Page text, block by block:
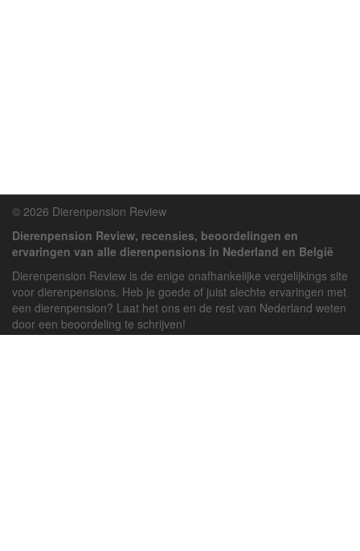
© 2026 Dierenpension Review
Dierenpension Review, recensies, beoordelingen en
ervaringen van alle dierenpensions in Nederland en België
Dierenpension Review is de enige onafhankelijke vergelijkings site
voor dierenpensions. Heb je goede of juist slechte ervaringen met
een dierenpension? Laat het ons en de rest van Nederland weten
door een beoordeling te schrijven!